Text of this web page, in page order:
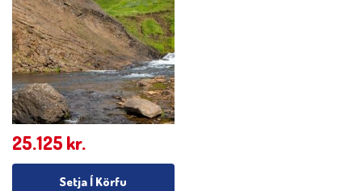
25.125 kr.
Setja Í Körfu